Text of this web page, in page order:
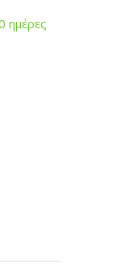
ημέρες